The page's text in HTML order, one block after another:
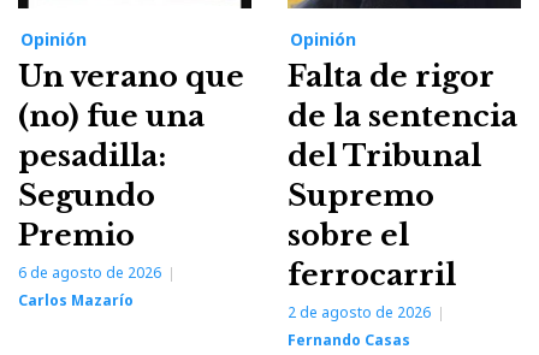
Opinión
Un verano que
(no) fue una
pesadilla:
Segundo
Premio
6 de agosto de 2026
Carlos Mazarío
Opinión
Falta de rigor
de la sentencia
del Tribunal
Supremo
sobre el
ferrocarril
2 de agosto de 2026
Fernando Casas